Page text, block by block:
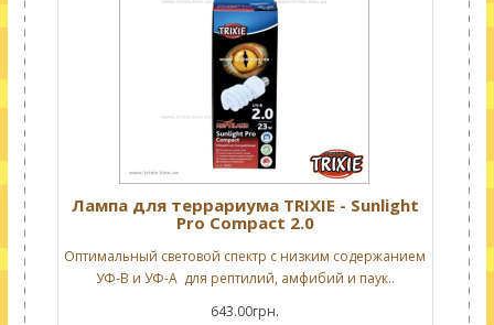
Лампа для террариума TRIXIE - Sunlight
Pro Compact 2.0
Оптимальный световой спектр с низким содержанием
УФ-В и УФ-А для рептилий, амфибий и паук..
643.00грн.